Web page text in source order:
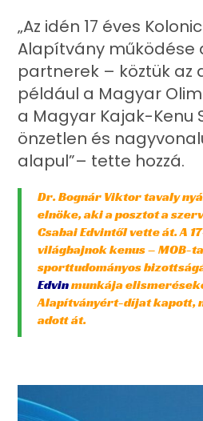
„Az idén 17 éves
Alapítvány működése
partnerek – köztük az
például a Magyar
a Magyar Kajak-Kenu
önzetlen és
alapul”– tette hozzá.
Dr. Bognár Viktor tavaly
elnöke, aki a posztot a
Csabai Edvintől vette át. A
világbajnok kenus – MOB-
sporttudományos
Edvinmunkája
Alapítványért-díjat kapott,
adott át.